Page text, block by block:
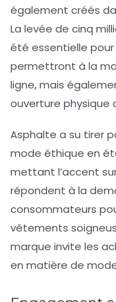
également créés
La levée de cinq
été essentielle
permettront à la
ligne, mais
ouverture physique
Asphalte a su tirer
mode éthique en
mettant l’accent
répondent à la
consommateurs
vêtements
marque invite les
en matière de